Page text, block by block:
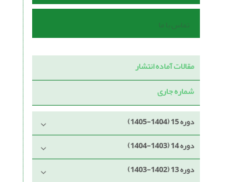
تماس با ما
مقالات آماده انتشار
شماره جاری
دوره 15 (1404-1405)
دوره 14 (1403-1404)
دوره 13 (1402-1403)